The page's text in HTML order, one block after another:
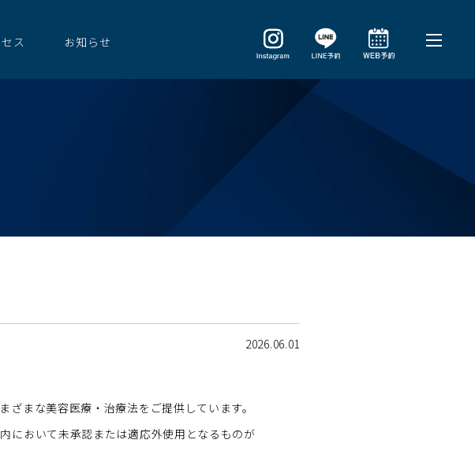
ス お知らせ
2026.06.01
まな美容医療・治療法をご提供しています。
において未承認または適応外使用となるものが